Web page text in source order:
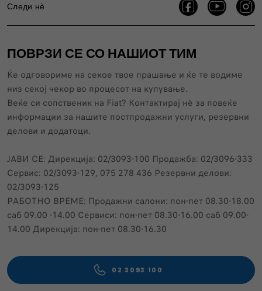
Следи нѐ
ПОВРЗИ СЕ СО НАШИОТ ТИМ
Ќе одговориме на секое твое прашање и ќе те водиме
низ секој чекор во процесот на купување.
Веќе си сопственик нa Fiat? Контактирај нѐ за повеќе
информации за нашите постпродажни услуги, резервни
делови и додатоци.
ЈАВИ СЕ: Дирекција: 02/3093-100 Продажба: 02/3096-333
Сервис: 02/3093-129, 075 278 436 Резервни делови:
02/3093-125
РАБОТНО ВРЕМЕ: Продажни салони: пон-пет 08.30-18.00
саб 09.00 -14.00 Сервиси: пон-пет 08.30-16.00 саб 09.00-
14.00 Дирекција: пон-пет 08.30-16.30
02 3093 100